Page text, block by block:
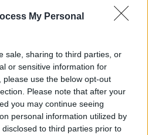
My Personal
sale, sharing to third parties, or
or sensitive information for
use the below opt-out
Please note that after your
you may continue seeing
personal information utilized by
to third parties prior to